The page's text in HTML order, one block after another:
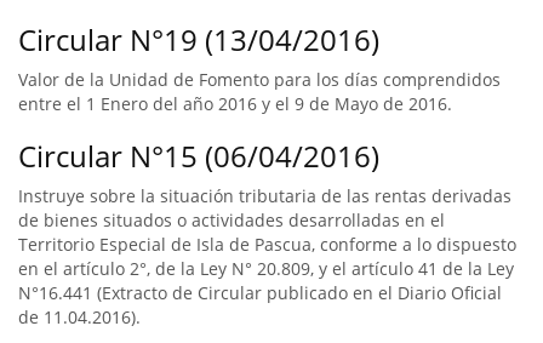
Circular N°19 (13/04/2016)
Valor de la Unidad de Fomento para los días comprendidos
entre el 1 Enero del año 2016 y el 9 de Mayo de 2016.
Circular N°15 (06/04/2016)
Instruye sobre la situación tributaria de las rentas derivadas
de bienes situados o actividades desarrolladas en el
Territorio Especial de Isla de Pascua, conforme a lo dispuesto
en el artículo 2°, de la Ley N° 20.809, y el artículo 41 de la Ley
N°16.441 (Extracto de Circular publicado en el Diario Oficial
de 11.04.2016).